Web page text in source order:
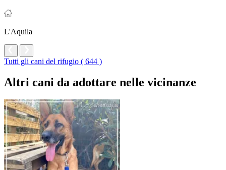
L'Aquila
Tutti gli cani del rifugio ( 644 )
Altri cani da adottare nelle vicinanze